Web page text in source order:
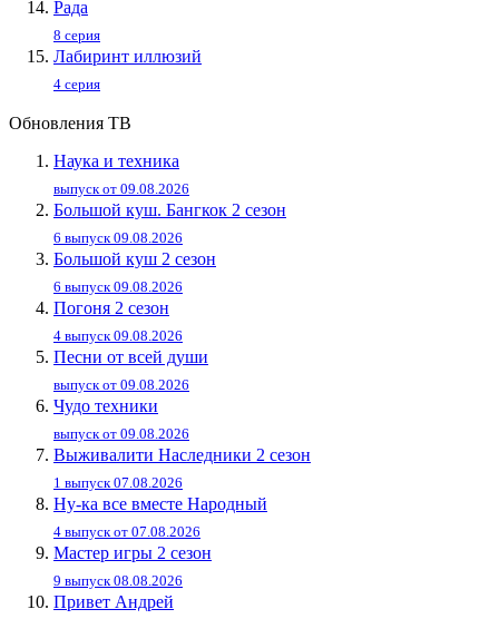
Рада
8 серия
Лабиринт иллюзий
4 серия
Обновления ТВ
Наука и техника
выпуск от 09.08.2026
Большой куш. Бангкок 2 сезон
6 выпуск 09.08.2026
Большой куш 2 сезон
6 выпуск 09.08.2026
Погоня 2 сезон
4 выпуск 09.08.2026
Песни от всей души
выпуск от 09.08.2026
Чудо техники
выпуск от 09.08.2026
Выживалити Наследники 2 сезон
1 выпуск 07.08.2026
Ну-ка все вместе Народный
4 выпуск от 07.08.2026
Мастер игры 2 сезон
9 выпуск 08.08.2026
Привет Андpей